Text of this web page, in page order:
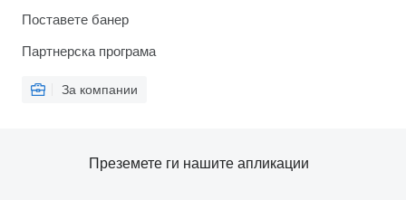
Поставете банер
Партнерска програма
За компании
Преземете ги нашите апликации